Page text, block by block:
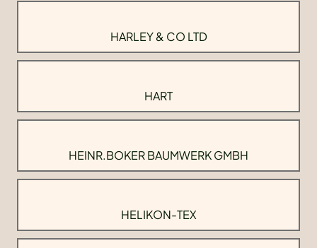
HARLEY & CO LTD
HART
HEINR.BOKER BAUMWERK GMBH
HELIKON-TEX